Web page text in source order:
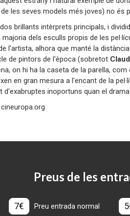
les seves models més joves) no és
brillants intèrprets principals, i
dels esculls propis de les
l'artista, alhora que manté la
de pintors de l'època (sobretot
on hi ha la caseta de la parella,
en gran mesura a l'encant de la
d'exabruptes inoportuns quan el
Preus de les
7€ Preu entrada normal